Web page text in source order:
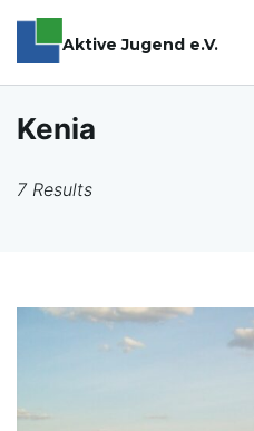
Aktive Jugend e.V.
Kenia
7 Results